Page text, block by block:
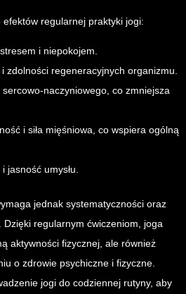
efektów regularnej praktyki jogi:
i niepokojem.
zdolności regeneracyjnych organizmu.
sercowo-naczyniowego, co zmniejsza
i siła mięśniowa, co wspiera ogólną
jasność umysłu.
jednak systematyczności oraz
regularnym ćwiczeniom, joga
aktywności fizycznej, ale również
o zdrowie psychiczne i fizyczne.
jogi do codziennej rutyny, aby